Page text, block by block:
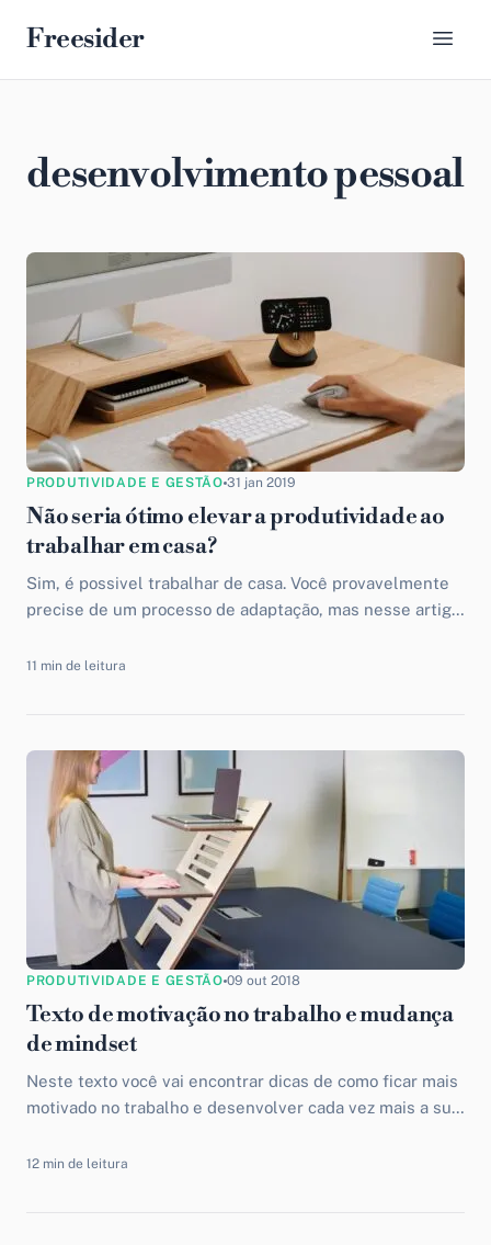
Freesider
desenvolvimento pessoal
PRODUTIVIDADE E GESTÃO 31 jan 2019
Não seria ótimo elevar a produtividade ao
trabalhar em casa?
Sim, é possivel trabalhar de casa. Você provavelmente
precise de um processo de adaptação, mas nesse artigo
11 min de leitura
PRODUTIVIDADE E GESTÃO 09 out 2018
Texto de motivação no trabalho e mudança
de mindset
Neste texto você vai encontrar dicas de como ficar mais
motivado no trabalho e desenvolver cada vez mais a sua
nesse processo.
12 min de leitura